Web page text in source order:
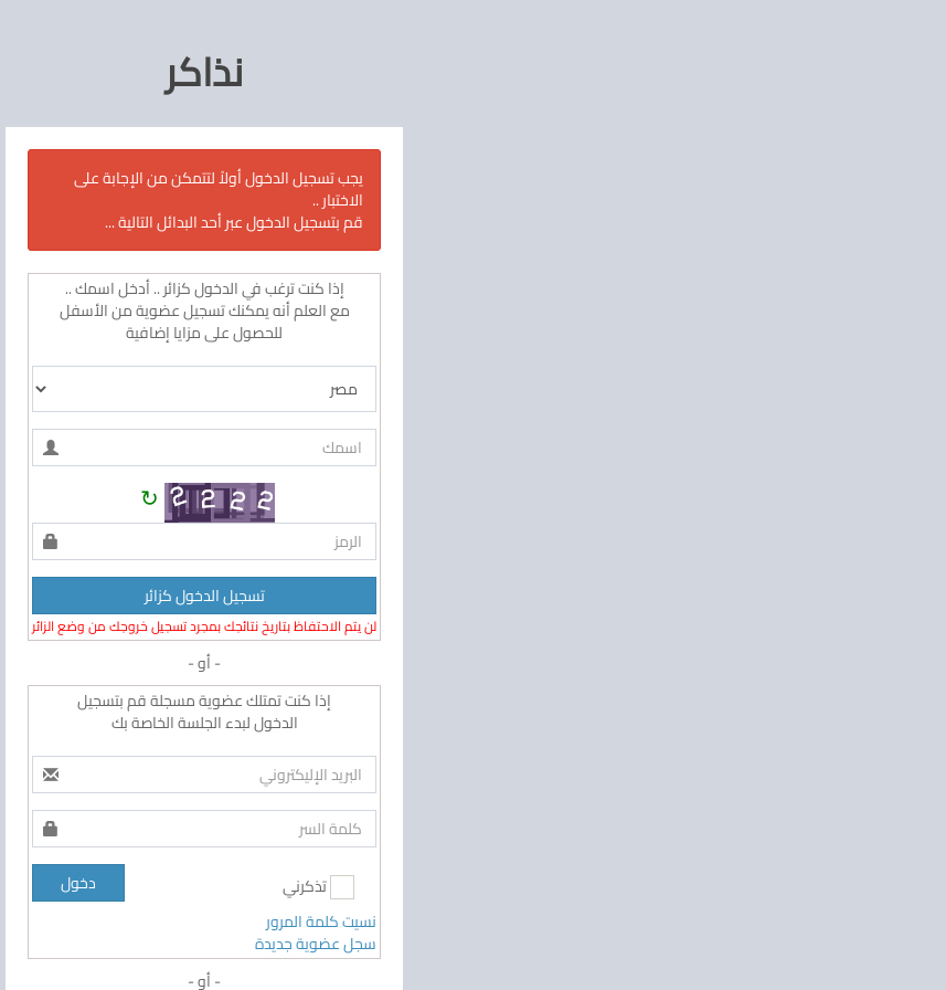
نذاكر
يجب تسجيل الدخول أولاً لتتمكن من الإجابة على
الاختبار ..
قم بتسجيل الدخول عبر أحد البدائل التالية ...
إذا كنت ترغب في الدخول كزائر .. أدخل اسمك ..
مع العلم أنه يمكنك تسجيل عضوية من الأسفل
للحصول على مزايا إضافية
↻
تسجيل الدخول كزائر
لن يتم الاحتفاظ بتاريخ نتائجك بمجرد تسجيل خروجك من وضع الزائر
- أو -
إذا كنت تمتلك عضوية مسجلة قم بتسجيل
الدخول لبدء الجلسة الخاصة بك
تذكرني
دخول
نسيت كلمة المرور
سجل عضوية جديدة
- أو -